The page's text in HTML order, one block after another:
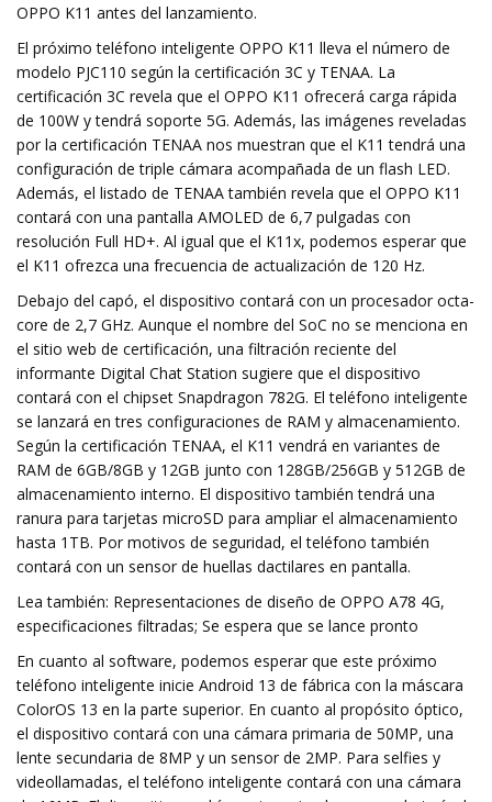
OPPO K11 antes del lanzamiento.
El próximo teléfono inteligente OPPO K11 lleva el número de
modelo PJC110 según la certificación 3C y TENAA. La
certificación 3C revela que el OPPO K11 ofrecerá carga rápida
de 100W y tendrá soporte 5G. Además, las imágenes reveladas
por la certificación TENAA nos muestran que el K11 tendrá una
configuración de triple cámara acompañada de un flash LED.
Además, el listado de TENAA también revela que el OPPO K11
contará con una pantalla AMOLED de 6,7 pulgadas con
resolución Full HD+. Al igual que el K11x, podemos esperar que
el K11 ofrezca una frecuencia de actualización de 120 Hz.
Debajo del capó, el dispositivo contará con un procesador octa-
core de 2,7 GHz. Aunque el nombre del SoC no se menciona en
el sitio web de certificación, una filtración reciente del
informante Digital Chat Station sugiere que el dispositivo
contará con el chipset Snapdragon 782G. El teléfono inteligente
se lanzará en tres configuraciones de RAM y almacenamiento.
Según la certificación TENAA, el K11 vendrá en variantes de
RAM de 6GB/8GB y 12GB junto con 128GB/256GB y 512GB de
almacenamiento interno. El dispositivo también tendrá una
ranura para tarjetas microSD para ampliar el almacenamiento
hasta 1TB. Por motivos de seguridad, el teléfono también
contará con un sensor de huellas dactilares en pantalla.
Lea también: Representaciones de diseño de OPPO A78 4G,
especificaciones filtradas; Se espera que se lance pronto
En cuanto al software, podemos esperar que este próximo
teléfono inteligente inicie Android 13 de fábrica con la máscara
ColorOS 13 en la parte superior. En cuanto al propósito óptico,
el dispositivo contará con una cámara primaria de 50MP, una
lente secundaria de 8MP y un sensor de 2MP. Para selfies y
videollamadas, el teléfono inteligente contará con una cámara